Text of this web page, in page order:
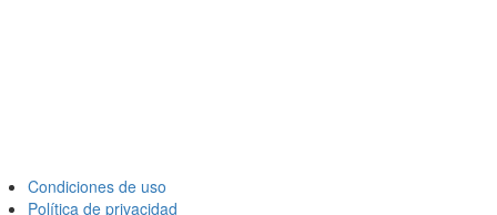
Condiciones de uso
Política de privacidad